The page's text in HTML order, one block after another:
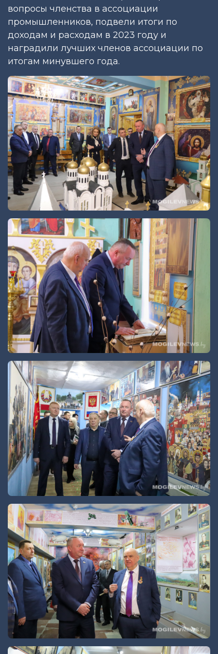
вопросы членства в ассоциации
промышленников, подвели итоги по
доходам и расходам в 2023 году и
наградили лучших членов ассоциации по
итогам минувшего года.